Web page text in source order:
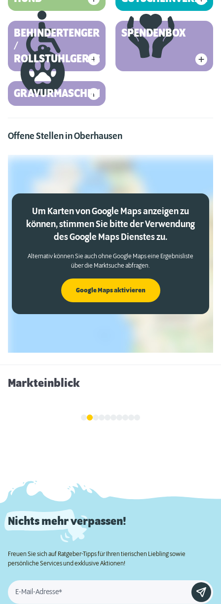
BEHINDERTENGERECHT
/
ROLLSTUHLGERECHT
SPENDENBOX
GRAVURMASCHINE
Offene Stellen in Oberhausen
Um Karten von Google Maps anzeigen zu
können, stimmen Sie bitte der Verwendung
des Google Maps Dienstes zu.
Alternativ können Sie auch ohne Google Maps eine Ergebnisliste
über die Marktsuche abfragen.
Google Maps aktivieren
Markteinblick
Nichts mehr verpassen!
Freuen Sie sich auf Ratgeber-Tipps für Ihren tierischen Liebling sowie
persönliche Services und exklusive Aktionen!
E-Mail-Adresse*